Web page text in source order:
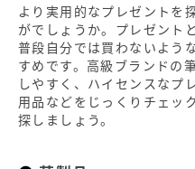
より実用的なプレゼントを
がでしょうか。プレゼント
普段自分では買わないよう
すめです。高級ブランドの
しやすく、ハイセンスなプ
用品などをじっくりチェッ
探しましょう。